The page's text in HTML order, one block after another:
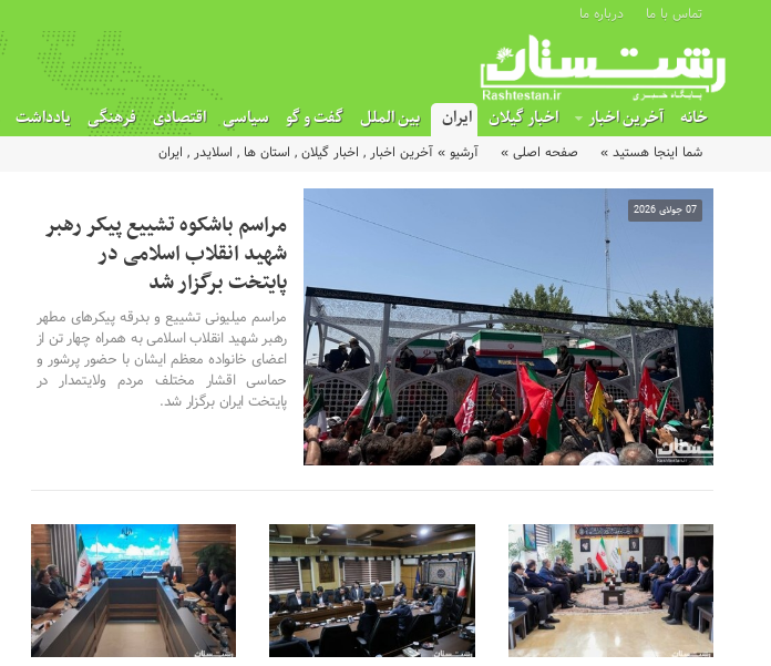
تماس با ما درباره ما
خانه آخرین اخبار اخبار گیلان ایران بین الملل گفت و گو سیاسی اقتصادی فرهنگی یادداشت
شما اینجا هستید » صفحه اصلی » آرشیو » آخرین اخبار , اخبار گیلان , استان ها , اسلایدر , ایران
07 جولای 2026
مراسم باشکوه تشییع پیکر رهبر
شهید انقلاب اسلامی در
پایتخت برگزار شد
مراسم میلیونی تشییع و بدرقه پیکرهای مطهر
رهبر شهید انقلاب اسلامی به همراه چهار تن از
اعضای خانواده معظم ایشان با حضور پرشور و
حماسی اقشار مختلف مردم ولایتمدار در
پایتخت ایران برگزار شد.
02 جولای 2026 02 جولای 2026 02 جولای 2026